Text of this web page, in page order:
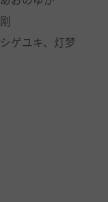
ゲユキ、灯梦